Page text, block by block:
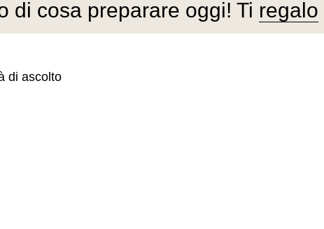
di cosa preparare oggi! Ti regalo
di ascolto